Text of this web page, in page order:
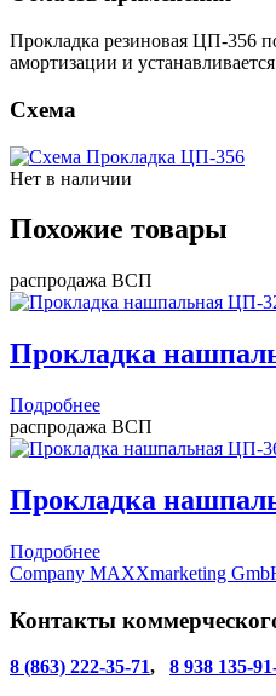
Прокладка резиновая ЦП-356
амортизации и
Схема
Нет в наличии
Похожие товары
распродажа ВСП
Прокладка
Подробнее
распродажа ВСП
Прокладка
Подробнее
Company MAXXmarketing
Контакты
8 (863) 222-35-71, 8 938 135-